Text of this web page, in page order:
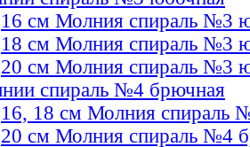
16 см Молния спираль №3
18 см Молния спираль №3
20 см Молния спираль №3
спираль №4 брючная
16, 18 см Молния спираль
20 см Молния спираль №4